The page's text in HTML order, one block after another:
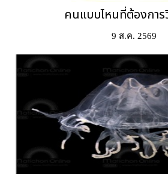
คนแบบไหนที่ต้องกา
9 ส.ค. 2569